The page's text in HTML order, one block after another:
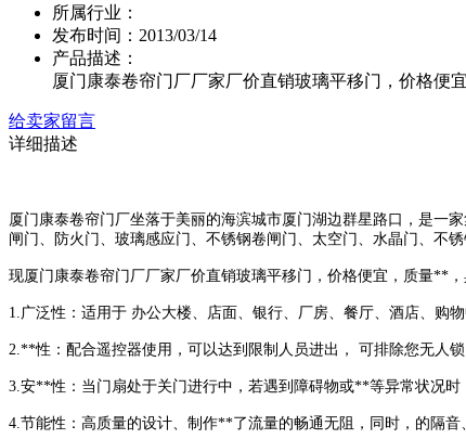
所属行业：
发布时间：2013/03/14
产品描述：
厦门康泰卷帘门厂厂家厂价直销玻璃平移门，价格便
给卖家留言
详细描述
厦门康泰卷帘门厂坐落于美丽的海滨城市厦门湖边群星路口，是一
闸门、防火门、玻璃感应门、不锈钢卷闸门、太空门、水晶门、不
现厦门康泰卷帘门厂厂家厂价直销玻璃平移门，价格便宜，质量**，
1.广泛性：适用于 办公大楼、店面、银行、厂房、餐厅、酒店、购
2.**性：配合遥控器使用，可以达到限制人员进出， 可排除您无人锁
3.安**性：当门扇处于关门进行中，若遇到障碍物或**等异常状况
4.节能性：高质量的设计、制作**了流量的畅通无阻，同时，的隔音